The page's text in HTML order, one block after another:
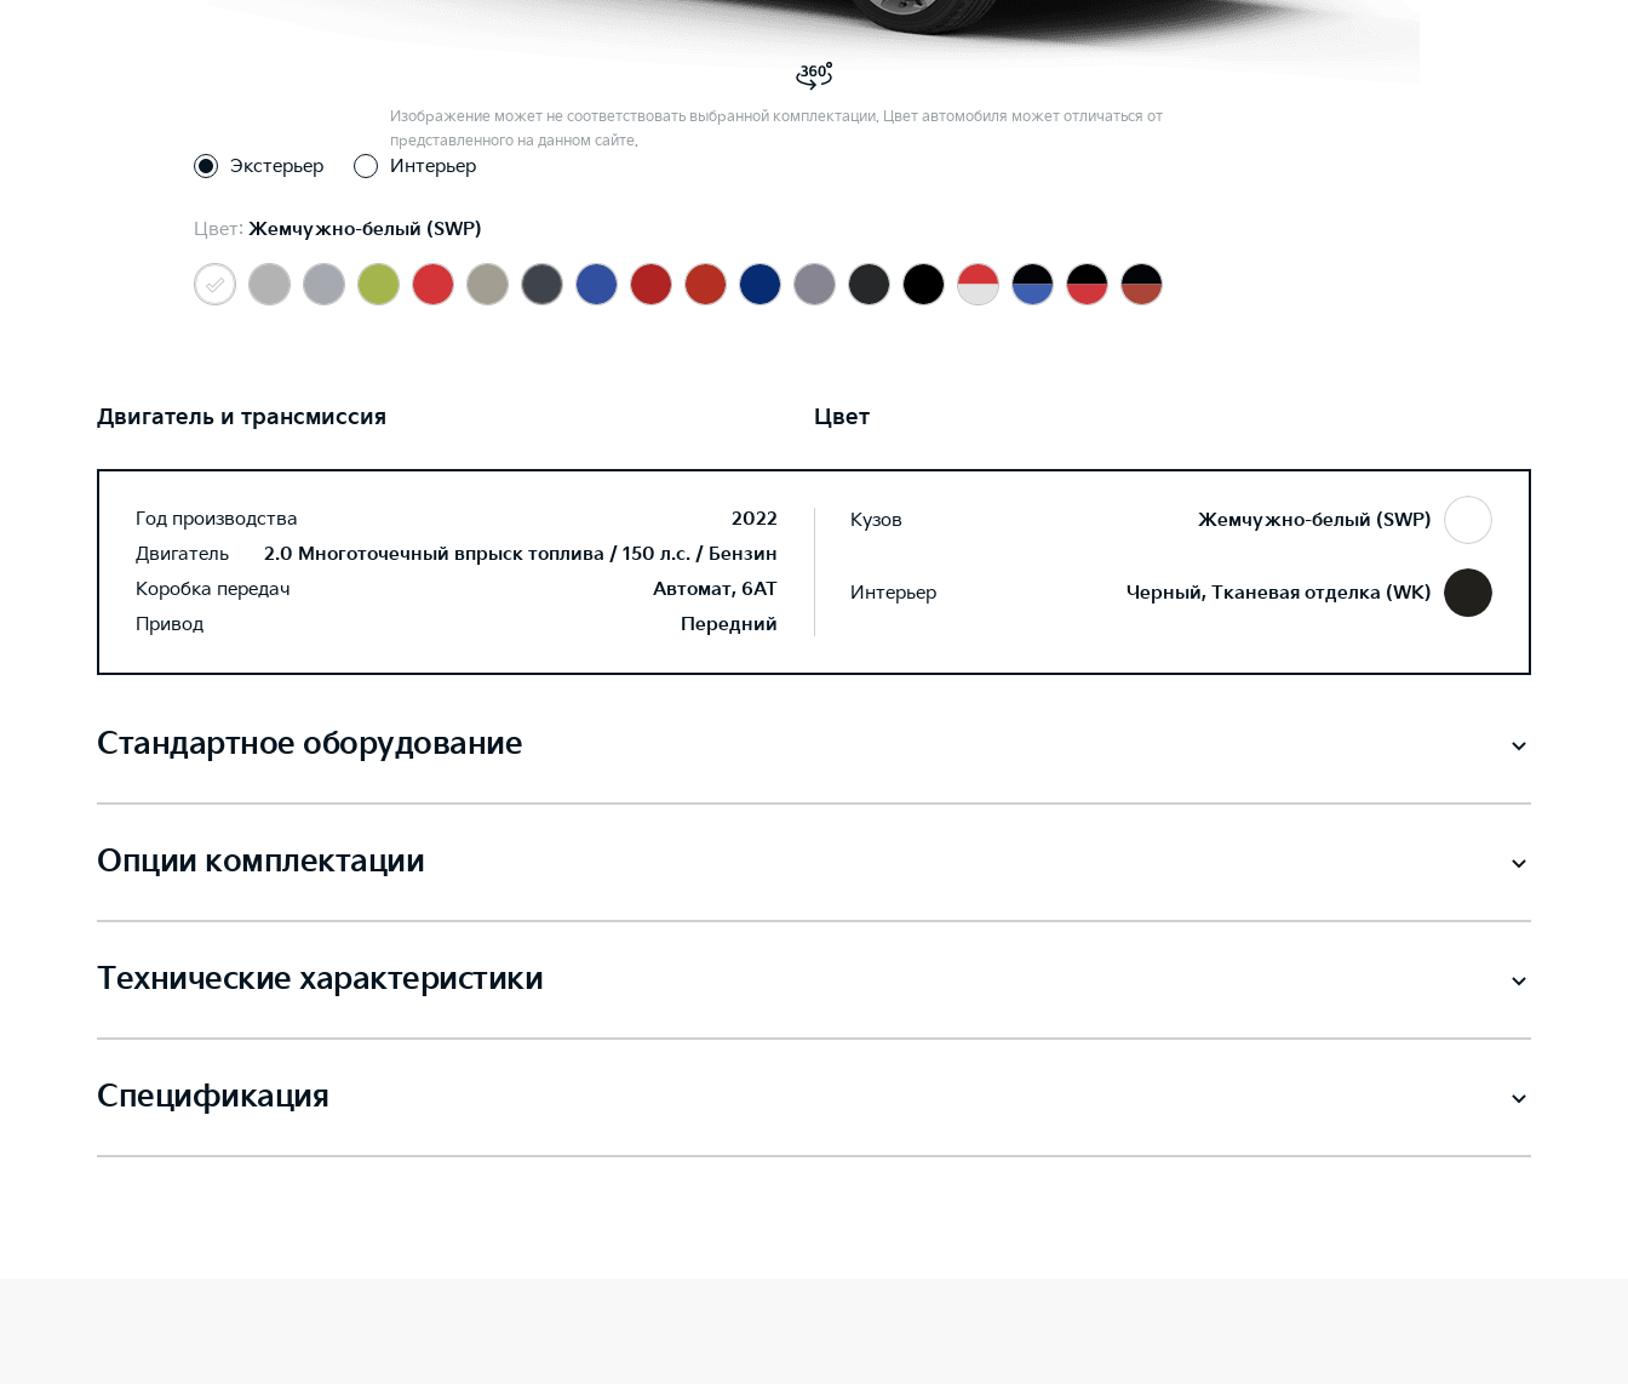
Изображение может не соответствовать выбранной комплектации. Цвет автомобиля может отличаться от
представленного на данном сайте.
Экстерьер Интерьер
Цвет: Жемчужно-белый (SWP)
Двигатель и трансмиссия
Год производства
2022
Двигатель
2.0 Многоточечный впрыск топлива / 150 л.с. / Бензин
Коробка передач
Автомат, 6AT
Привод
Передний
Цвет
Кузов Жемчужно-белый (SWP)
Интерьер Черный, Тканевая отделка (WK)
Стандартное оборудование
Опции комплектации
Технические характеристики
Спецификация